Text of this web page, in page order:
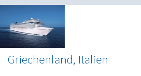
Griechenland, Italien